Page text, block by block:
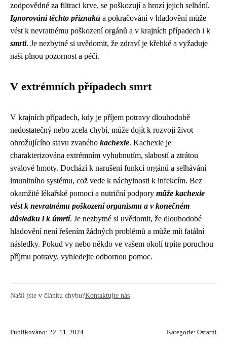
zodpovědné za filtraci krve, se poškozují a hrozí jejich selhání.
Ignorování těchto příznaků a pokračování v hladovění může
vést k nevratnému poškození orgánů a v krajních případech i k
smrti. Je nezbytné si uvědomit, že zdraví je křehké a vyžaduje
naši plnou pozornost a péči.
V extrémních případech smrt
V krajních případech, kdy je příjem potravy dlouhodobě
nedostatečný nebo zcela chybí, může dojít k rozvoji život
ohrožujícího stavu zvaného kachexie. Kachexie je
charakterizována extrémním vyhubnutím, slabostí a ztrátou
svalové hmoty. Dochází k narušení funkcí orgánů a selhávání
imunitního systému, což vede k náchylnosti k infekcím. Bez
okamžité lékařské pomoci a nutriční podpory může kachexie
vést k nevratnému poškození organismu a v konečném
důsledku i k úmrtí. Je nezbytné si uvědomit, že dlouhodobé
hladovění není řešením žádných problémů a může mít fatální
následky. Pokud vy nebo někdo ve vašem okolí trpíte poruchou
příjmu potravy, vyhledejte odbornou pomoc.
Našli jste v článku chybu?Kontaktujte nás
Publikováno: 22. 11. 2024 Kategorie: Ostatní